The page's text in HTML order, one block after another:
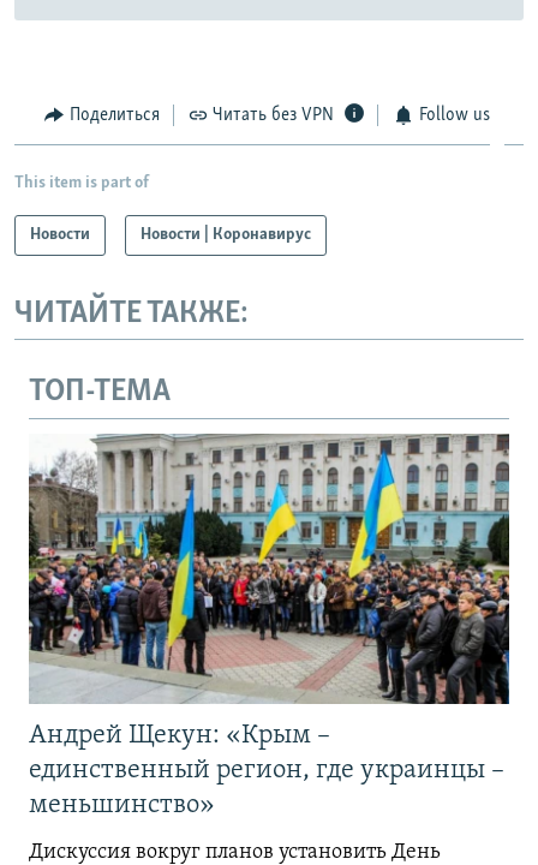
Поделиться Читать без VPN Follow us
This item is part of
Новости Новости | Коронавирус
ЧИТАЙТЕ ТАКЖЕ:
ТОП-ТЕМА
Андрей Щекун: «Крым –
единственный регион, где украинцы –
меньшинство»
Дискуссия вокруг планов установить День